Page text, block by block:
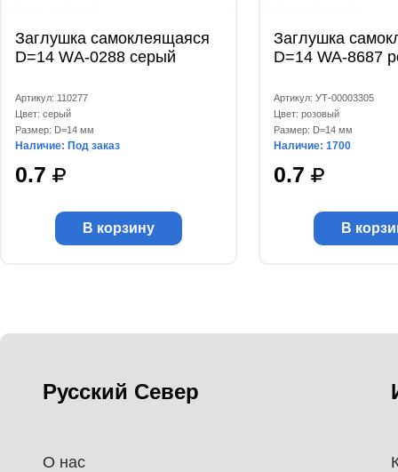
Заглушка самоклеящаяся
D=14 WА-0288 серый
Артикул: 110277
Цвет: серый
Размер: D=14 мм
Наличие: Под заказ
0.7
В корзину
Заглушка
D=14 WA-8687
Артикул: УТ-00003305
Цвет: розовый
Размер: D=14 мм
Наличие: 1700
0.7
В
Русский Север
О нас